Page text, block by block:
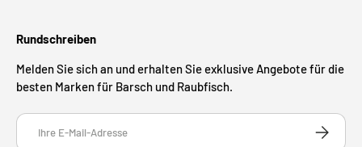
Rundschreiben
Melden Sie sich an und erhalten Sie exklusive Angebote für die
besten Marken für Barsch und Raubfisch.
E-Mail